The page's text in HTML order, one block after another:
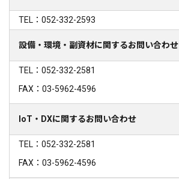
TEL：052-332-2593
設備・環境・副資材に関するお問い合わせ
TEL：052-332-2581
FAX：03-5962-4596
IoT・DXに関するお問い合わせ
TEL：052-332-2581
FAX：03-5962-4596